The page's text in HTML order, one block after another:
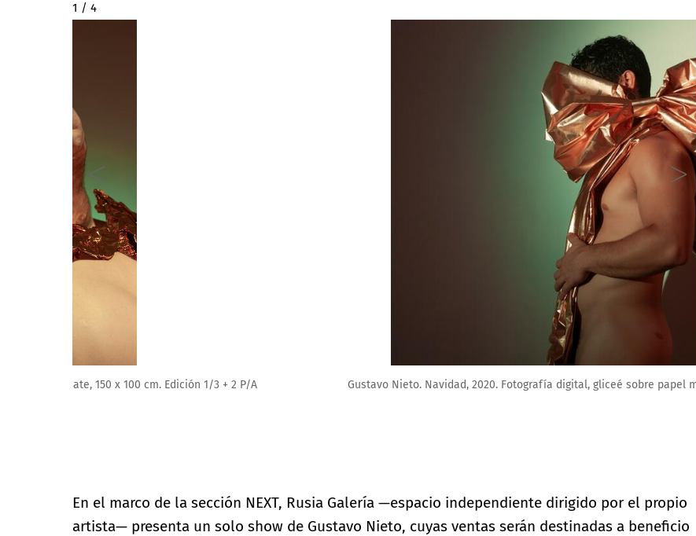
2 / 4
Gustavo Nieto. Navidad, 2020. Fotografía digital, gliceé sobre papel mate, 150 x 100 cm. Edición 1/3 + 2 P/A
En el marco de la sección NEXT, Rusia Galería —espacio independiente dirigido por el propio
artista— presenta un solo show de Gustavo Nieto, cuyas ventas serán destinadas a beneficio